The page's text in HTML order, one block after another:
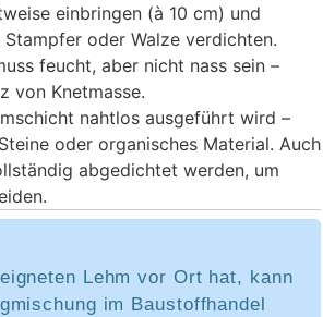
einbringen (à 10 cm) und
oder Walze verdichten.
feucht, aber nicht nass sein –
von Knetmasse.
nahtlos ausgeführt wird –
oder organisches Material. Auch
abgedichtet werden, um
Lehm vor Ort hat, kann
im Baustoffhandel